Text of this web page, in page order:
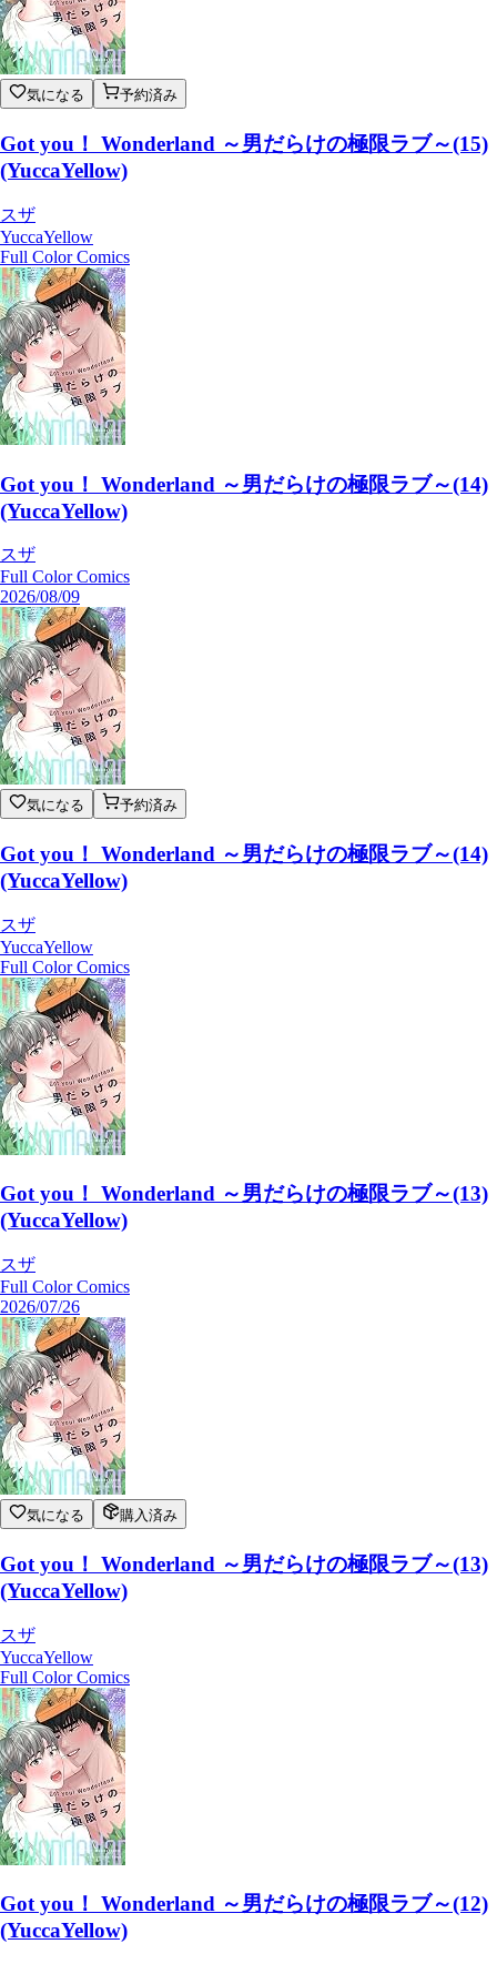
気になる 予約済み
Got you！ Wonderland ～男だらけの極限ラブ～(15)
(YuccaYellow)
スザ
YuccaYellow
Full Color Comics
Got you！ Wonderland ～男だらけの極限ラブ～(14)
(YuccaYellow)
スザ
Full Color Comics
2026/08/09
気になる 予約済み
Got you！ Wonderland ～男だらけの極限ラブ～(14)
(YuccaYellow)
スザ
YuccaYellow
Full Color Comics
Got you！ Wonderland ～男だらけの極限ラブ～(13)
(YuccaYellow)
スザ
Full Color Comics
2026/07/26
気になる 購入済み
Got you！ Wonderland ～男だらけの極限ラブ～(13)
(YuccaYellow)
スザ
YuccaYellow
Full Color Comics
Got you！ Wonderland ～男だらけの極限ラブ～(12)
(YuccaYellow)